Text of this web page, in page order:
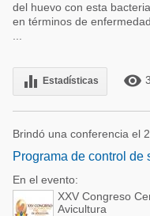
del huevo con esta
en términos de
equalizer Estadísticas remove_red_eye
Brindó una conferencia el
Programa de control de
En el evento:
XXV Congreso
Avicultura